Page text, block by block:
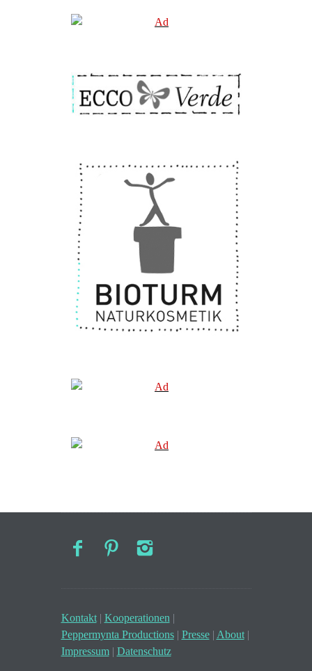
Kontakt| Kooperationen |
Peppermynta Productions| Presse| About|
Impressum| Datenschutz